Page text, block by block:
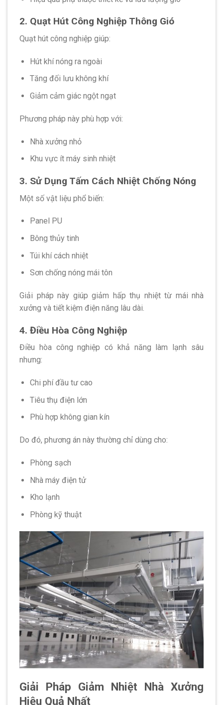
2. Quạt Hút Công Nghiệp Thông Gió
Quạt hút công nghiệp giúp:
Hút khí nóng ra ngoài
Tăng đối lưu không khí
Giảm cảm giác ngột ngạt
Phương pháp này phù hợp với:
Nhà xưởng nhỏ
Khu vực ít máy sinh nhiệt
3. Sử Dụng Tấm Cách Nhiệt Chống Nóng
Một số vật liệu phổ biến:
Panel PU
Bông thủy tinh
Túi khí cách nhiệt
Sơn chống nóng mái tôn
Giải pháp này giúp giảm hấp thụ nhiệt từ mái nhà
xưởng và tiết kiệm điện năng lâu dài.
4. Điều Hòa Công Nghiệp
Điều hòa công nghiệp có khả năng làm lạnh sâu
nhưng:
Chi phí đầu tư cao
Tiêu thụ điện lớn
Phù hợp không gian kín
Do đó, phương án này thường chỉ dùng cho:
Phòng sạch
Nhà máy điện tử
Kho lạnh
Phòng kỹ thuật
Giải Pháp Giảm Nhiệt Nhà Xưởng
Hiệu Quả Nhất